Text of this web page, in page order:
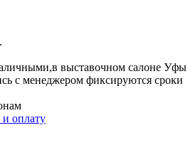
,в выставочном салоне Уфы
с менеджером фиксируются сроки
оплату